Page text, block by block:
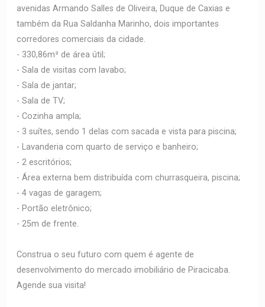
avenidas Armando Salles de Oliveira, Duque de Caxias e
também da Rua Saldanha Marinho, dois importantes
corredores comerciais da cidade.
- 330,86m² de área útil;
- Sala de visitas com lavabo;
- Sala de jantar;
- Sala de TV;
- Cozinha ampla;
- 3 suítes, sendo 1 delas com sacada e vista para piscina;
- Lavanderia com quarto de serviço e banheiro;
- 2 escritórios;
- Área externa bem distribuída com churrasqueira, piscina;
- 4 vagas de garagem;
- Portão eletrônico;
- 25m de frente.
Construa o seu futuro com quem é agente de
desenvolvimento do mercado imobiliário de Piracicaba.
Agende sua visita!